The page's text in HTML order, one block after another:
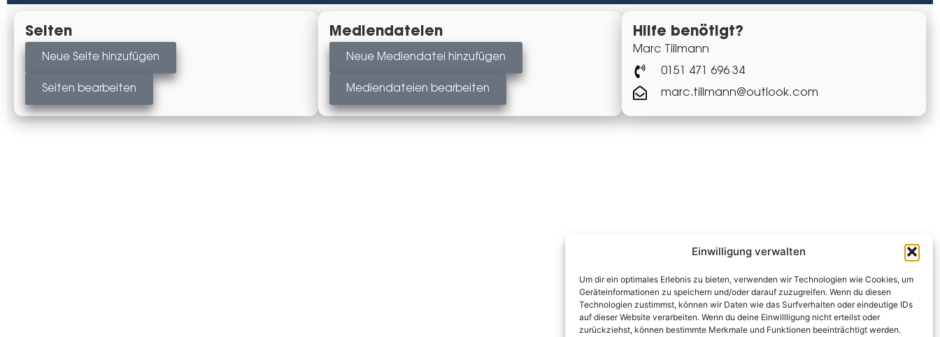
Einwilligung verwalten
Um dir ein optimales Erlebnis zu bieten, verwenden wir Technologien wie Cookies, um
Geräteinformationen zu speichern und/oder darauf zuzugreifen. Wenn du diesen
Technologien zustimmst, können wir Daten wie das Surfverhalten oder eindeutige IDs
auf dieser Website verarbeiten. Wenn du deine Einwillligung nicht erteilst oder
zurückziehst, können bestimmte Merkmale und Funktionen beeinträchtigt werden.
Seiten
Neue Seite hinzufügen
Seiten bearbeiten
Mediendateien
Neue Mediendatei hinzufügen
Mediendateien bearbeiten
Hilfe benötigt?
Marc Tillmann
0151 471 696 34
marc.tillmann@outlook.com